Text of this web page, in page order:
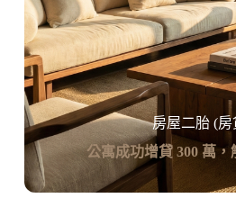
房屋二胎 (房
公寓成功增貸 300 萬